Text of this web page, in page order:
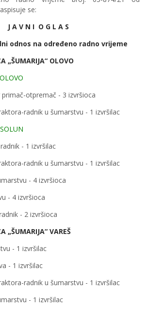
se:
J A V N I O G L A S
odnos na određeno radno vrijeme
„ŠUMARIJA“ OLOVO
primač-otpremač - 3 izvršioca
radnik u šumarstvu - 1 izvršilac
- 1 izvršilac
radnik u šumarstvu - 1 izvršilac
- 4 izvršioca
- 4 izvršioca
- 2 izvršioca
„ŠUMARIJA“ VAREŠ
- 1 izvršilac
- 1 izvršilac
radnik u šumarstvu - 1 izvršilac
- 1 izvršilac